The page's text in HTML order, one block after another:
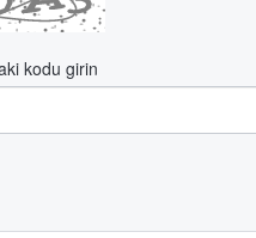
kodu girin